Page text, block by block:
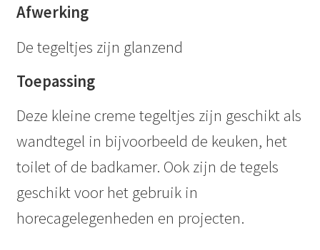
Afwerking
De tegeltjes zijn glanzend
Toepassing
Deze kleine creme tegeltjes zijn geschikt als
wandtegel in bijvoorbeeld de keuken, het
toilet of de badkamer. Ook zijn de tegels
geschikt voor het gebruik in
horecagelegenheden en projecten.